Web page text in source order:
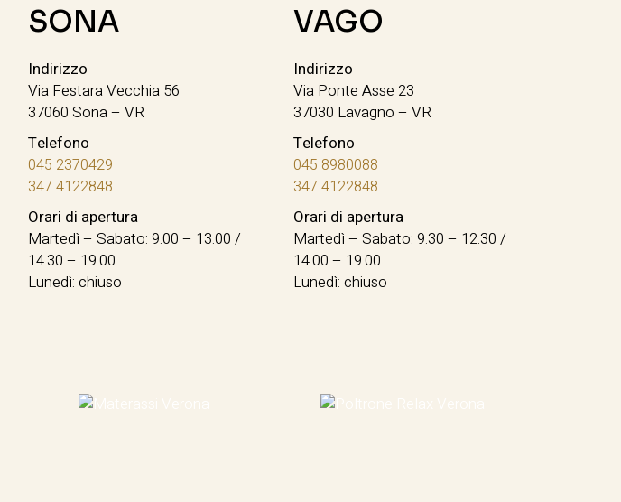
SONA
Indirizzo
Via Festara Vecchia 56
37060 Sona – VR
Telefono
045 2370429
347 4122848
Orari di apertura
Martedì – Sabato: 9.00 – 13.00 /
14.30 – 19.00
Lunedì: chiuso
VAGO
Indirizzo
Via Ponte Asse 23
37030 Lavagno – VR
Telefono
045 8980088
347 4122848
Orari di apertura
Martedì – Sabato: 9.30 – 12.30 /
14.00 – 19.00
Lunedì: chiuso